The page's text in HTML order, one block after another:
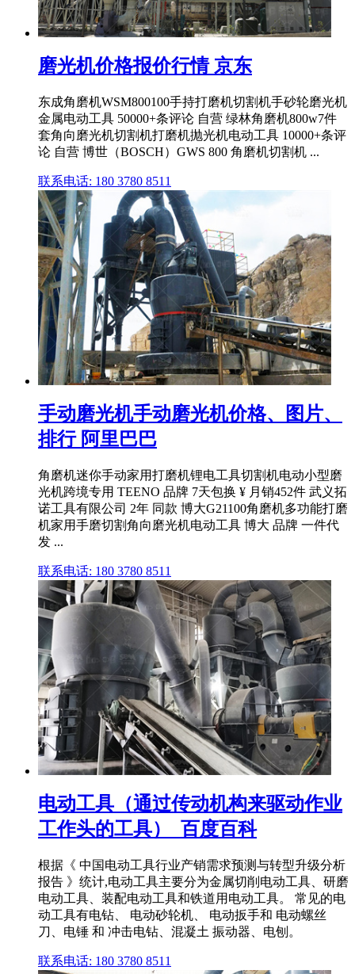
磨光机价格报价行情 京东
东成角磨机WSM800100手持打磨机切割机手砂轮磨光机
金属电动工具 50000+条评论 自营 绿林角磨机800w7件
套角向磨光机切割机打磨机抛光机电动工具 10000+条评
论 自营 博世（BOSCH）GWS 800 角磨机切割机 ...
联系电话: 180 3780 8511
手动磨光机手动磨光机价格、图片、
排行 阿里巴巴
角磨机迷你手动家用打磨机锂电工具切割机电动小型磨
光机跨境专用 TEENO 品牌 7天包换 ¥ 月销452件 武义拓
诺工具有限公司 2年 同款 博大G21100角磨机多功能打磨
机家用手磨切割角向磨光机电动工具 博大 品牌 一件代
发 ...
联系电话: 180 3780 8511
电动工具（通过传动机构来驱动作业
工作头的工具）_百度百科
根据《 中国电动工具行业产销需求预测与转型升级分析
报告 》统计,电动工具主要分为金属切削电动工具、研磨
电动工具、装配电动工具和铁道用电动工具。 常见的电
动工具有电钻、 电动砂轮机、 电动扳手和 电动螺丝
刀、电锤 和 冲击电钻、混凝土 振动器、电刨。
联系电话: 180 3780 8511